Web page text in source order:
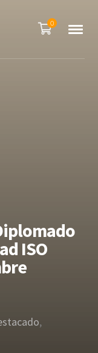
0
ISO
,